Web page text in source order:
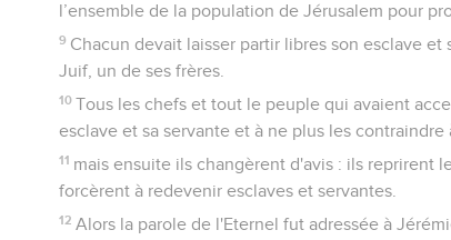
l’ensemble de la population de Jérusalem pour
9 Chacun devait laisser partir libres son esclave
Juif, un de ses frères.
10 Tous les chefs et tout le peuple qui avaient
esclave et sa servante et à ne plus les
11 mais ensuite ils changèrent d'avis : ils reprirent
forcèrent à redevenir esclaves et servantes.
12 Alors la parole de l'Eternel fut adressée à